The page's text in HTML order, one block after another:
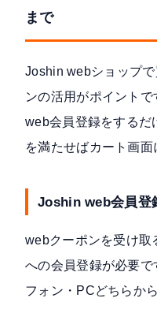
まで
Joshin webショップ
ンの活用がポイント
web会員登録をするだ
を満たせばカート画面
Joshin web会員登
webクーポンを受け取
への会員登録が必要で
フォン・PCどちらか